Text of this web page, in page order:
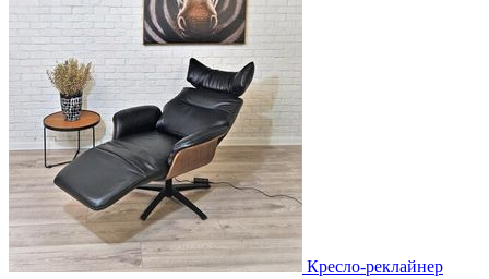
Кресло-реклайнер